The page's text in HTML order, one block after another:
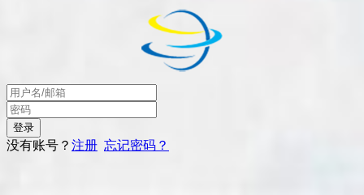
没有账号？ 注册 忘记密码？